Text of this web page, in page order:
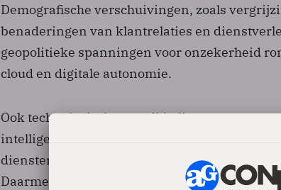
Demografische verschuivingen, zoals
benaderingen van klantrelaties en
geopolitieke spanningen voor onzekerheid
cloud en digitale autonomie.
Ook technologische ontwikkelingen, met
intelligence, drukken hun stempel. AI
diensten, maar ook netwerken,
Daarmee verandert ook het